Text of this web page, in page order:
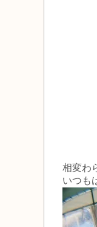
相変わ
いつも